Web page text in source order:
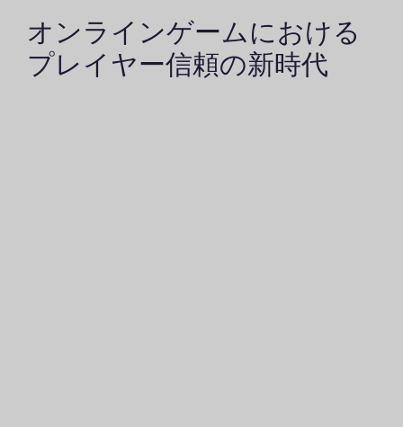
オンラインゲームにおける
プレイヤー信頼の新時代